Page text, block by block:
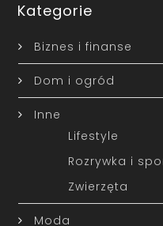
Kategorie
Biznes i finanse
Dom i ogród
Inne
Lifestyle
Rozrywka i
Zwierzęta
Moda